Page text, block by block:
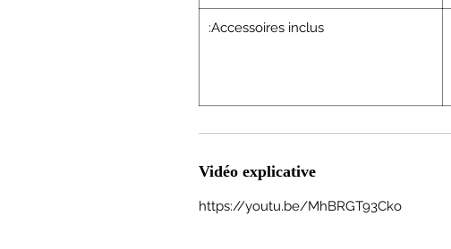
:Accessoires inclus
Vidéo explicative
https://youtu.be/MhBRGT93Cko